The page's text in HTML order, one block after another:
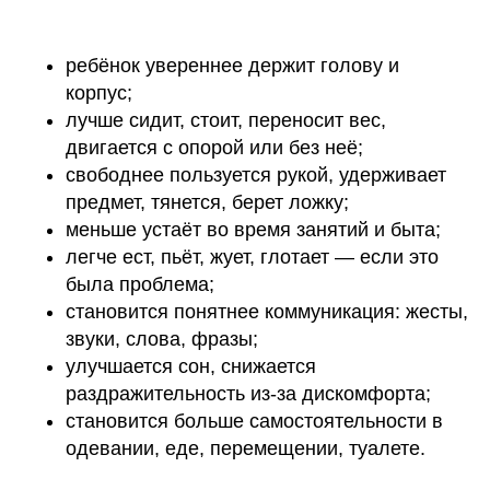
ребёнок увереннее держит голову и
корпус;
лучше сидит, стоит, переносит вес,
двигается с опорой или без неё;
свободнее пользуется рукой, удерживает
предмет, тянется, берет ложку;
меньше устаёт во время занятий и быта;
легче ест, пьёт, жует, глотает — если это
была проблема;
становится понятнее коммуникация: жесты,
звуки, слова, фразы;
улучшается сон, снижается
раздражительность из-за дискомфорта;
становится больше самостоятельности в
одевании, еде, перемещении, туалете.